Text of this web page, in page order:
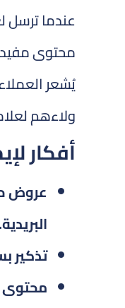
عندما ترسل
محتوى
يُشعر
ولاءهم
أفكار
عروض
البريدية.
تذكير
محتوى